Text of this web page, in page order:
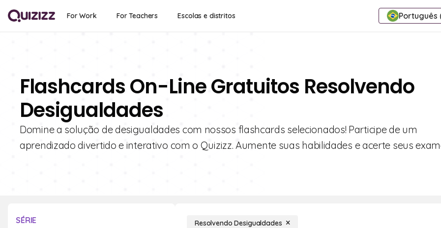
For Work For Teachers Escolas e distritos Português
Flashcards On-Line Gratuitos Resolvendo
Desigualdades
Domine a solução de desigualdades com nossos flashcards selecionados! Participe de um
aprendizado divertido e interativo com o Quizizz. Aumente suas habilidades e acerte seus
SÉRIE Resolvendo Desigualdades